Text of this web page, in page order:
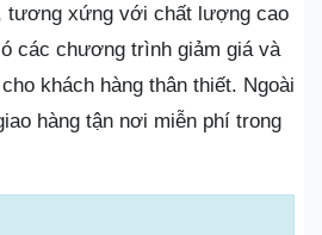
tương xứng với chất lượng cao
các chương trình giảm giá và
khách hàng thân thiết. Ngoài
hàng tận nơi miễn phí trong